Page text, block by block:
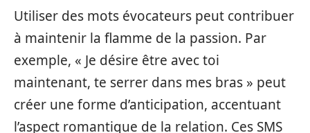
Utiliser des mots évocateurs peut contribuer
à maintenir la flamme de la passion. Par
exemple, « Je désire être avec toi
maintenant, te serrer dans mes bras » peut
créer une forme d’anticipation, accentuant
l’aspect romantique de la relation. Ces SMS